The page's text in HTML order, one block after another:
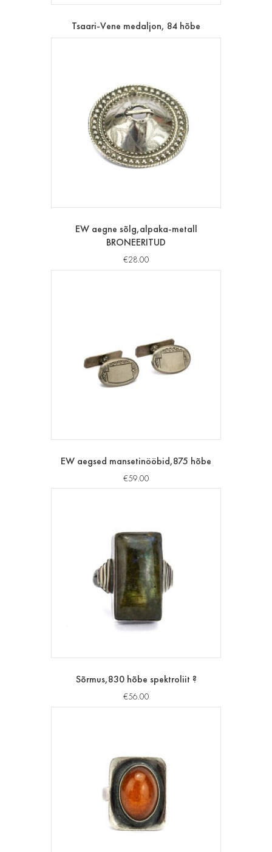
Tsaari-Vene medaljon, 84 hõbe
EW aegne sõlg,alpaka-metall
BRONEERITUD
€28.00
EW aegsed mansetinööbid,875 hõbe
€59.00
Sõrmus,830 hõbe spektroliit ?
€56.00